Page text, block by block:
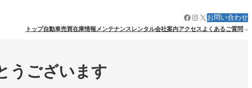
Facebook
Instagram
X お問い合わせ
トップ自動車売買在庫情報メンテナンス レンタル会社案内アクセスよくあるご質問
うございます